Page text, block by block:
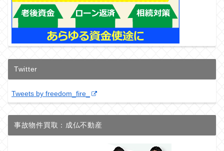
Twitter
Tweets by freedom_fire_
事故物件買取：成仏不動産